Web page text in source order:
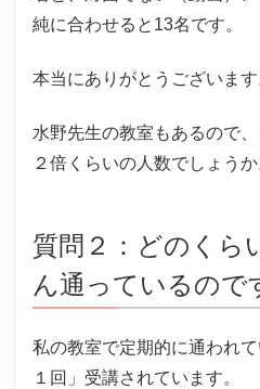
純に合わせると13名です。
本当にありがとうございます
水野先生の教室もあるので
２倍くらいの人数でしょうか
質問２：どのくら
ん通っているので
私の教室で定期的に通われ
１回」受講されています。